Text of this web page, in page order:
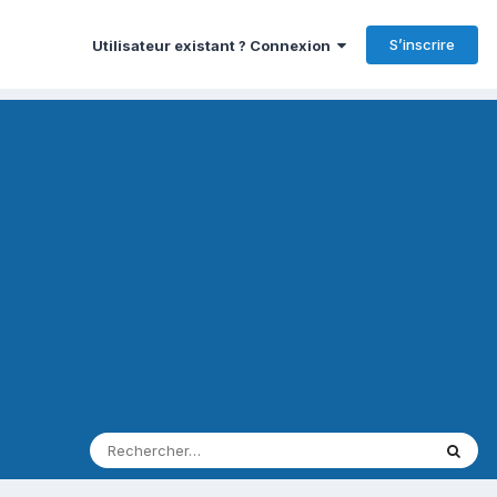
Utilisateur existant ? Connexion S’inscrire